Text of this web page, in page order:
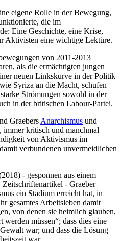
eigene Rolle in der Bewegung,
die im
Eine Geschichte, eine Krise,
Aktivisten eine wichtige Lektüre.
von 2011-2013
als die ermächtigten jungen
neuen Linkskurve in der Politik
Syriza an die Macht, schufen
Strömungen sowohl in der
in der britischen Labour-Partei.
Graebers Anarchismus und
immer kritisch und manchmal
von Aktivismus im
verbundenen unvermeidlichen
- gesponnen aus einem
- Graeber
ein Stadium erreicht hat, in
gesamtes Arbeitsleben damit
von denen sie heimlich glauben,
müssen“; dass dies eine
war; und dass die Lösung
war.